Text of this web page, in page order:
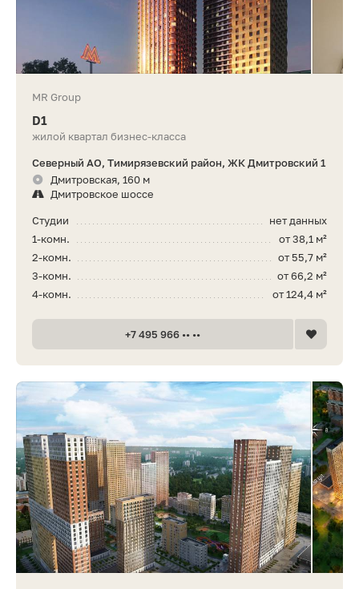
MR Group
D1
жилой квартал бизнес-класса
Северный АО, Тимирязевский район, ЖК Дмитровский 1
Дмитровская, 160 м
Дмитровское шоссе
нет данных
Студии
от 38,1 м²
1-комн.
от 55,7 м²
2-комн.
от 66,2 м²
3-комн.
от 124,4 м²
4-комн.
+7 495 966 •• ••